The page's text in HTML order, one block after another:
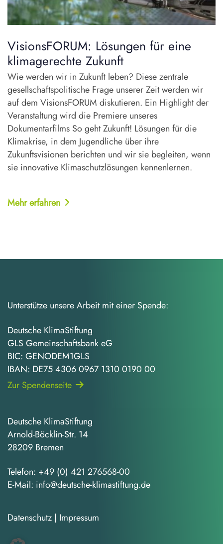
VisionsFORUM: Lösungen für eine
klimagerechte Zukunft
Wie werden wir in Zukunft leben? Diese zentrale
gesellschaftspolitische Frage unserer Zeit werden wir
auf dem VisionsFORUM diskutieren. Ein Highlight der
Veranstaltung wird die Premiere unseres
Dokumentarfilms So geht Zukunft! Lösungen für die
Klimakrise, in dem Jugendliche über ihre
Zukunftsvisionen berichten und wir sie begleiten, wenn
sie innovative Klimaschutzlösungen kennenlernen.
Mehr erfahren
Unterstütze unsere Arbeit mit einer Spende:
Deutsche KlimaStiftung
GLS Gemeinschaftsbank eG
BIC: GENODEM1GLS
IBAN: DE75 4306 0967 1310 0190 00
Zur Spendenseite
Deutsche KlimaStiftung
Arnold-Böcklin-Str. 14
28209 Bremen
Telefon: +49 (0) 421 276568-00
E-Mail: info@deutsche-klimastiftung.de
Datenschutz | Impressum